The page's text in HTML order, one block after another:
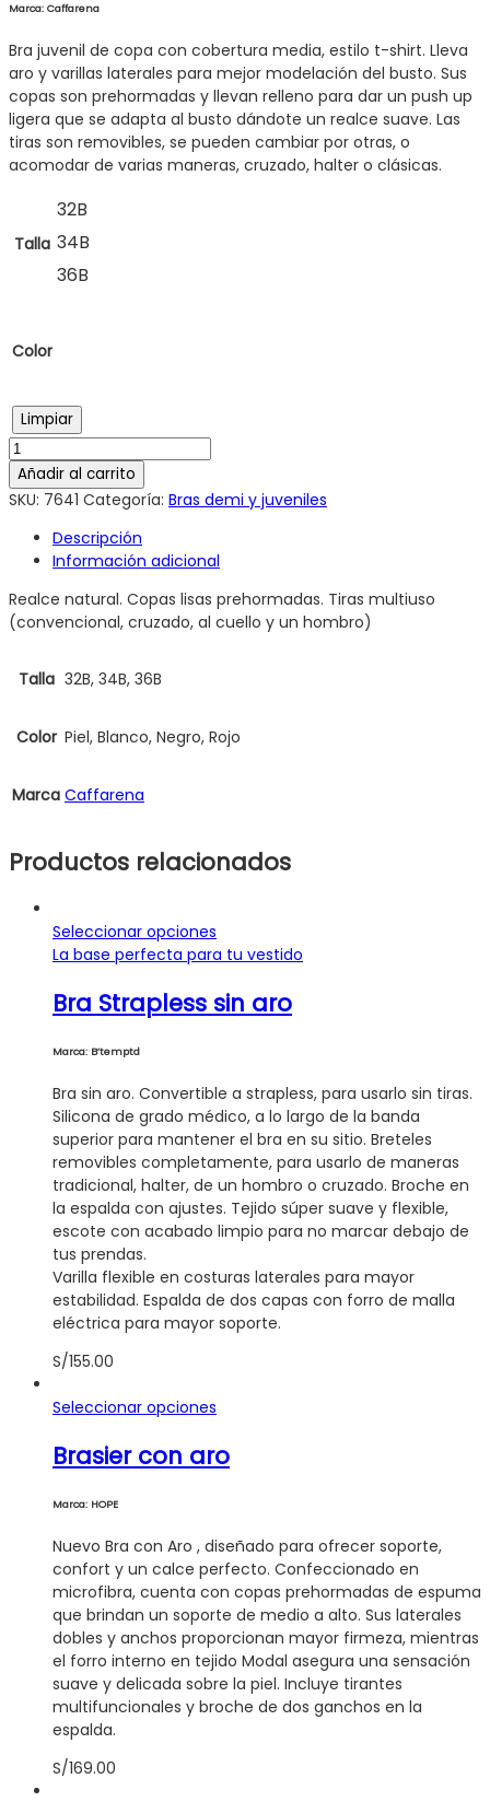
original
S/95.00.S/76.00.
Marca: Caffarena
Bra juvenil de copa con cobertura media, estilo t-shirt. Lleva
aro y varillas laterales para mejor modelación del busto. Sus
copas son prehormadas y llevan relleno para dar un push up
ligera que se adapta al busto dándote un realce suave. Las
tiras son removibles, se pueden cambiar por otras, o
acomodar de varias maneras, cruzado, halter o clásicas.
Talla
32B
34B
36B
Color
Limpiar
Añadir al carrito
SKU: 7641 Categoría: Bras demi y juveniles
Descripción
Información adicional
Realce natural. Copas lisas prehormadas. Tiras multiuso
(convencional, cruzado, al cuello y un hombro)
Talla 32B, 34B, 36B
Color Piel, Blanco, Negro, Rojo
Marca Caffarena
Productos relacionados
Seleccionar opciones
producto
múltiples
variantes.
se
pueden
elegir
en
la
página
de
La base perfecta para tu vestido
Bra Strapless sin aro
Marca: B’temptd
Bra sin aro. Convertible a strapless, para usarlo sin tiras.
Silicona de grado médico, a lo largo de la banda
superior para mantener el bra en su sitio. Breteles
removibles completamente, para usarlo de maneras
tradicional, halter, de un hombro o cruzado. Broche en
la espalda con ajustes. Tejido súper suave y flexible,
escote con acabado limpio para no marcar debajo de
tus prendas.
Varilla flexible en costuras laterales para mayor
estabilidad. Espalda de dos capas con forro de malla
eléctrica para mayor soporte.
S/155.00
Seleccionar opciones
tiene
múltiples
opciones
se
pueden
elegir
en
la
página
de
Brasier con aro
Marca: HOPE
Nuevo Bra con Aro , diseñado para ofrecer soporte,
confort y un calce perfecto. Confeccionado en
microfibra, cuenta con copas prehormadas de espuma
que brindan un soporte de medio a alto. Sus laterales
dobles y anchos proporcionan mayor firmeza, mientras
el forro interno en tejido Modal asegura una sensación
suave y delicada sobre la piel. Incluye tirantes
multifuncionales y broche de dos ganchos en la
espalda.
S/169.00